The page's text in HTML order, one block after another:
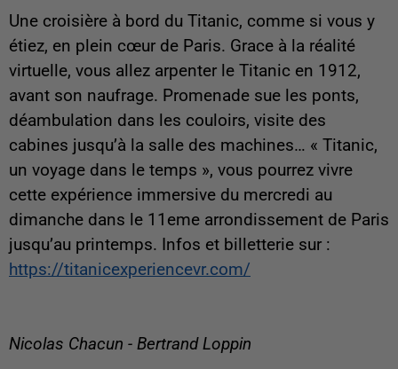
Une croisière à bord du Titanic, comme si vous y
étiez, en plein cœur de Paris. Grace à la réalité
virtuelle, vous allez arpenter le Titanic en 1912,
avant son naufrage. Promenade sue les ponts,
déambulation dans les couloirs, visite des
cabines jusqu’à la salle des machines… « Titanic,
un voyage dans le temps », vous pourrez vivre
cette expérience immersive du mercredi au
dimanche dans le 11eme arrondissement de Paris
jusqu’au printemps. Infos et billetterie sur :
https://titanicexperiencevr.com/
Nicolas Chacun - Bertrand Loppin